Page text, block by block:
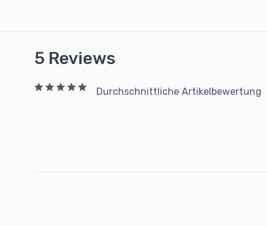
5 Reviews
Durchschnittliche Artikelbewertung